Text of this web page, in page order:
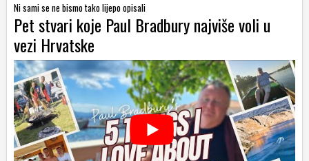
Ni sami se ne bismo tako lijepo opisali
Pet stvari koje Paul Bradbury najviše voli u
vezi Hrvatske